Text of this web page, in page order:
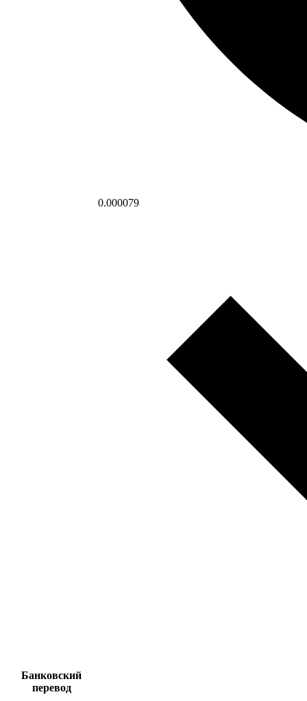
0.000079
Банковский
перевод